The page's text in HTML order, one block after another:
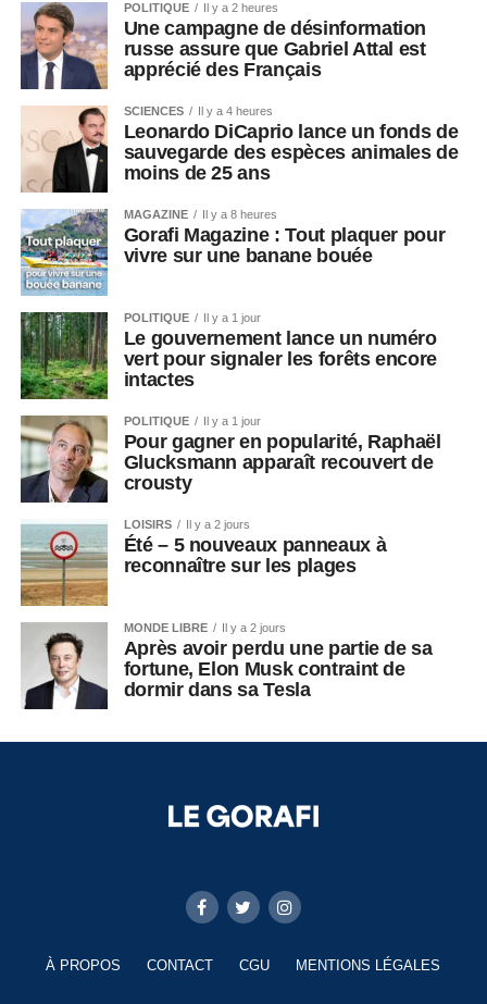
POLITIQUE Il y a 2 heures
Une campagne de désinformation
russe assure que Gabriel Attal est
apprécié des Français
SCIENCES Il y a 4 heures
Leonardo DiCaprio lance un fonds de
sauvegarde des espèces animales de
moins de 25 ans
MAGAZINE Il y a 8 heures
Gorafi Magazine : Tout plaquer pour
vivre sur une banane bouée
POLITIQUE Il y a 1 jour
Le gouvernement lance un numéro
vert pour signaler les forêts encore
intactes
POLITIQUE Il y a 1 jour
Pour gagner en popularité, Raphaël
Glucksmann apparaît recouvert de
crousty
LOISIRS Il y a 2 jours
Été – 5 nouveaux panneaux à
reconnaître sur les plages
MONDE LIBRE Il y a 2 jours
Après avoir perdu une partie de sa
fortune, Elon Musk contraint de
dormir dans sa Tesla
À PROPOS CONTACT CGU MENTIONS LÉGALES